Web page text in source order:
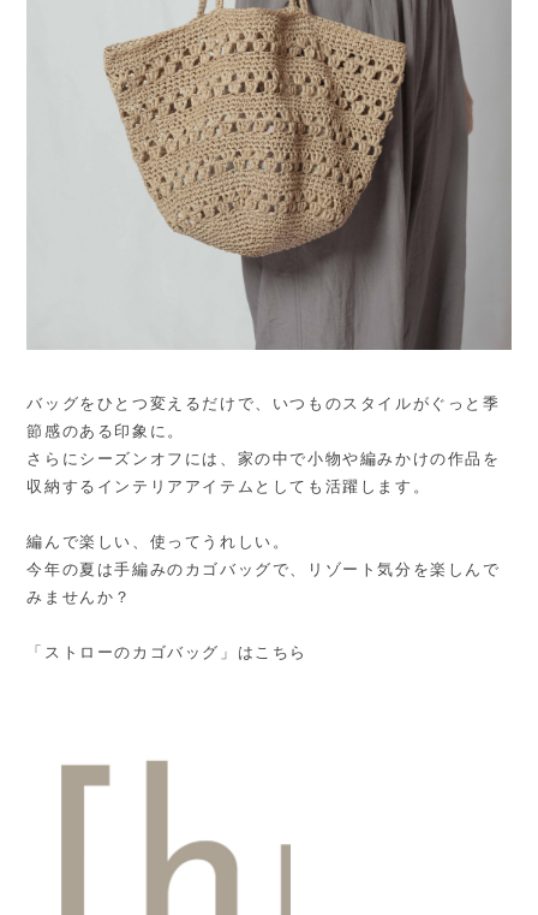
バッグをひとつ変えるだけで、いつものスタイルがぐっと季
節感のある印象に。
さらにシーズンオフには、家の中で小物や編みかけの作品を
収納するインテリアアイテムとしても活躍します。
編んで楽しい、使ってうれしい。
今年の夏は手編みのカゴバッグで、リゾート気分を楽しんで
みませんか？
「ストローのカゴバッグ」はこちら